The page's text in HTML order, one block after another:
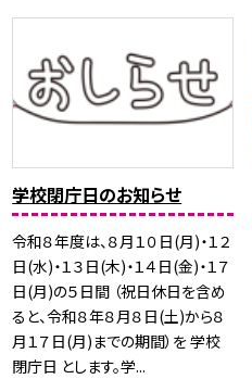
学校閉庁日のお知らせ
令和８年度は、８月１０日(月)・１２
日(水)・１３日(木)・１４日(金)・１７
日(月)の５日間 （祝日休日を含め
ると、令和８年８月８日(土)から８
月１７日(月)までの期間）を 学校
閉庁日 とします。学...